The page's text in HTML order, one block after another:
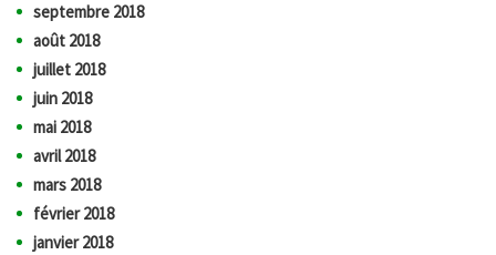
septembre 2018
août 2018
juillet 2018
juin 2018
mai 2018
avril 2018
mars 2018
février 2018
janvier 2018